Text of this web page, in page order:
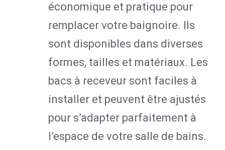
économique et pratique pour
remplacer votre baignoire. Ils
sont disponibles dans diverses
formes, tailles et matériaux. Les
bacs à receveur sont faciles à
installer et peuvent être ajustés
pour s’adapter parfaitement à
l’espace de votre salle de bains.